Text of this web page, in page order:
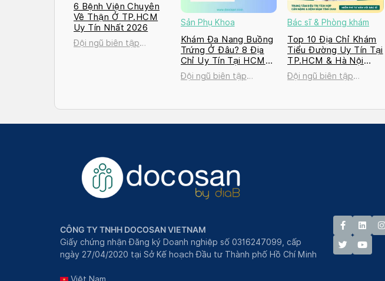
6 Bệnh Viện Chuyên
Về Thận Ở TP.HCM
Uy Tín Nhất 2026
Đội ngũ biên tập
Sản Phụ Khoa
Khám Đa Nang Buồng
Trứng Ở Đâu? 8 Địa
Chỉ Uy Tín Tại HCM
và Hà Nội 2026
Đội ngũ biên tập
Bác sĩ & Phòng khám
Top 10 Địa Chỉ Khám
Tiểu Đường Uy Tín Tại
TP.HCM & Hà Nội
2026
Đội ngũ biên tập
CÔNG TY TNHH DOCOSAN VIETNAM
Giấy chứng nhận Đăng ký Doanh nghiệp số 0316247099, cấp
ngày 27/04/2020 tại Sở Kế hoạch Đầu tư Thành phố Hồ Chí Minh